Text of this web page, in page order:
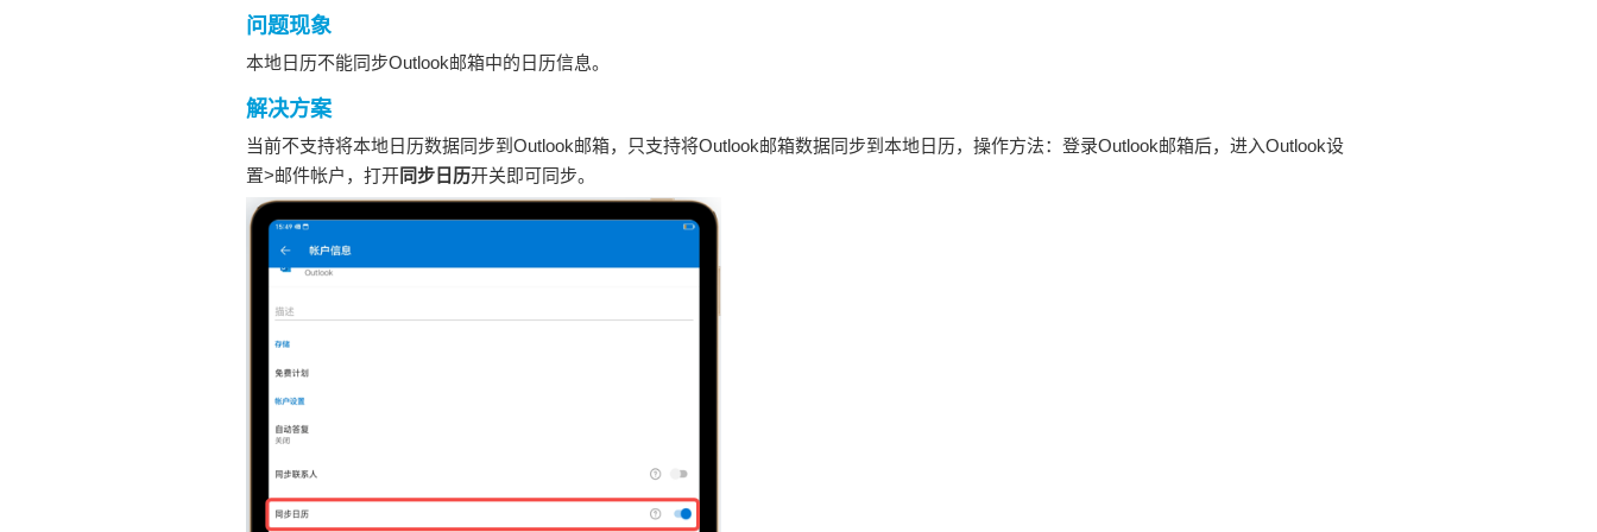
问题现象
本地日历不能同步Outlook邮箱中的日历信息。
解决方案
当前不支持将本地日历数据同步到Outlook邮箱，只支持将Outlook邮箱数据同步到本地日历，操作方法：​登录Outlook邮箱后，进入Outlook设
置>邮件帐户，打开同步日历开关即可同步。